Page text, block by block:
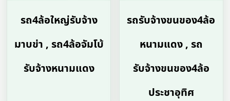
รถ4ล้อใหญ่รับจ้าง
มาบข่า , รถ4ล้อจัมโบ้
รับจ้างหนามแดง
รถรับจ้างขนของ4ล้อ
หนามแดง , รถ
รับจ้างขนของ4ล้อ
ประชาอุทิศ